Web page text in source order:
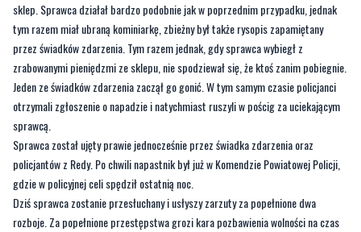
sklep. Sprawca działał bardzo podobnie jak w poprzednim przypadku, jednak
tym razem miał ubraną kominiarkę, zbieżny był także rysopis zapamiętany
przez świadków zdarzenia. Tym razem jednak, gdy sprawca wybiegł z
zrabowanymi pieniędzmi ze sklepu, nie spodziewał się, że ktoś zanim pobiegnie.
Jeden ze świadków zdarzenia zaczął go gonić. W tym samym czasie policjanci
otrzymali zgłoszenie o napadzie i natychmiast ruszyli w pościg za uciekającym
sprawcą.
Sprawca został ujęty prawie jednocześnie przez świadka zdarzenia oraz
policjantów z Redy. Po chwili napastnik był już w Komendzie Powiatowej Policji,
gdzie w policyjnej celi spędził ostatnią noc.
Dziś sprawca zostanie przesłuchany i usłyszy zarzuty za popełnione dwa
rozboje. Za popełnione przestępstwa grozi kara pozbawienia wolności na czas